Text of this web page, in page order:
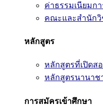
ค่าธรรมเนียมก
คณะและสำนักวิ
หลักสูตร
หลักสูตรที่เปิดส
หลักสูตรนานาช
การสมัครเข้าศึกษา